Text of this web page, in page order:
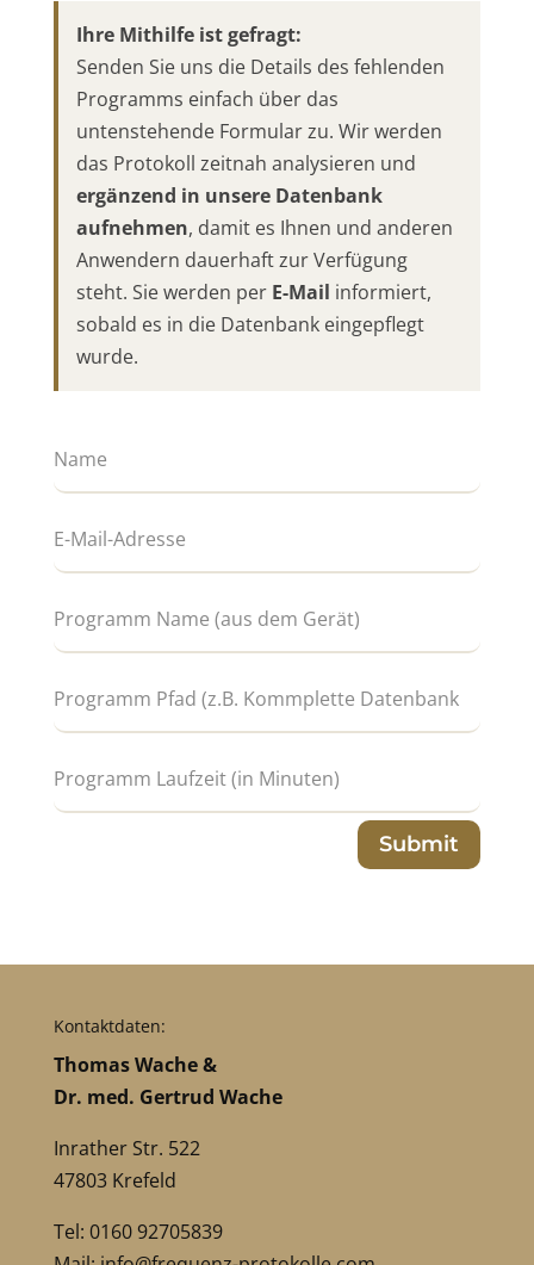
Ihre Mithilfe ist gefragt:
Senden Sie uns die Details des fehlenden
Programms einfach über das
untenstehende Formular zu. Wir werden
das Protokoll zeitnah analysieren und
ergänzend in unsere Datenbank
aufnehmen, damit es Ihnen und anderen
Anwendern dauerhaft zur Verfügung
steht. Sie werden per E-Mail informiert,
sobald es in die Datenbank eingepflegt
wurde.
Submit
Kontaktdaten:
Thomas Wache &
Dr. med. Gertrud Wache
Inrather Str. 522
47803 Krefeld
Tel: 0160 92705839